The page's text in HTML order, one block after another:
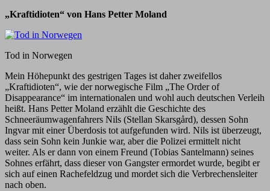
„Kraftidioten“ von Hans Petter Moland
Tod in Norwegen
Mein Höhepunkt des gestrigen Tages ist daher zweifellos
„Kraftidioten“, wie der norwegische Film „The Order of
Disappearance“ im internationalen und wohl auch deutschen Verleih
heißt. Hans Petter Moland erzählt die Geschichte des
Schneeräumwagenfahrers Nils (Stellan Skarsgård), dessen Sohn
Ingvar mit einer Überdosis tot aufgefunden wird. Nils ist überzeugt,
dass sein Sohn kein Junkie war, aber die Polizei ermittelt nicht
weiter. Als er dann von einem Freund (Tobias Santelmann) seines
Sohnes erfährt, dass dieser von Gangster ermordet wurde, begibt er
sich auf einen Rachefeldzug und mordet sich die Verbrechensleiter
nach oben.